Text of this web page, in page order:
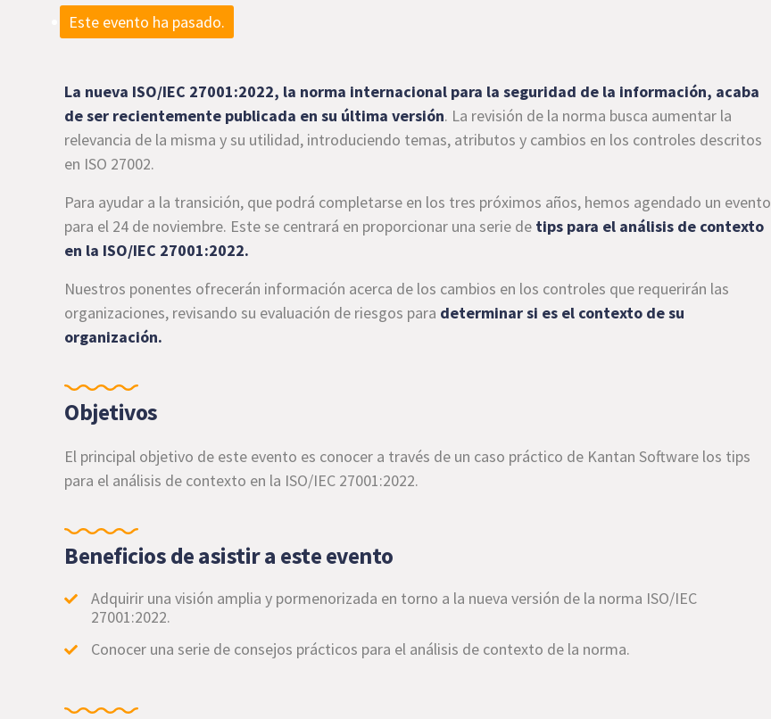
Este evento ha pasado.
La nueva ISO/IEC 27001:2022, la norma internacional para la seguridad de la información, acaba
de ser recientemente publicada en su última versión. La revisión de la norma busca aumentar la
relevancia de la misma y su utilidad, introduciendo temas, atributos y cambios en los controles descritos
en ISO 27002.
Para ayudar a la transición, que podrá completarse en los tres próximos años, hemos agendado un evento
para el 24 de noviembre. Este se centrará en proporcionar una serie de tips para el análisis de contexto
en la ISO/IEC 27001:2022.
Nuestros ponentes ofrecerán información acerca de los cambios en los controles que requerirán las
organizaciones, revisando su evaluación de riesgos para determinar si es el contexto de su
organización.
Objetivos
El principal objetivo de este evento es conocer a través de un caso práctico de Kantan Software los tips
para el análisis de contexto en la ISO/IEC 27001:2022.
Beneficios de asistir a este evento
Adquirir una visión amplia y pormenorizada en torno a la nueva versión de la norma ISO/IEC
27001:2022.
Conocer una serie de consejos prácticos para el análisis de contexto de la norma.